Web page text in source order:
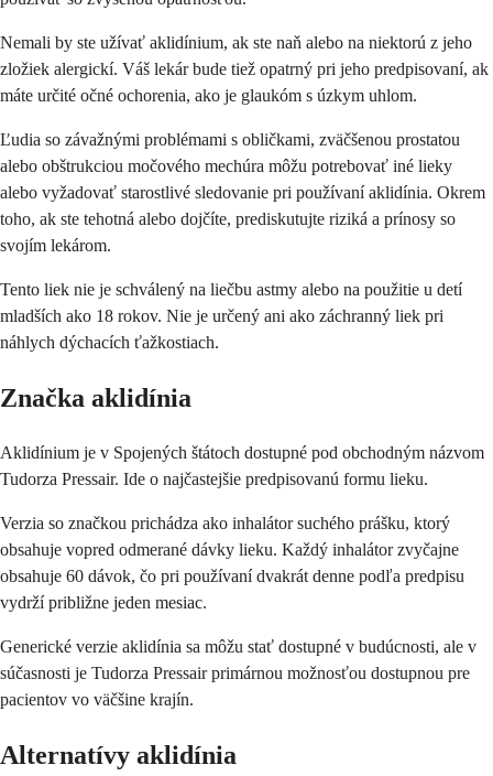
Nemali by ste užívať aklidínium, ak ste naň alebo na niektorú z jeho
zložiek alergickí. Váš lekár bude tiež opatrný pri jeho predpisovaní, ak
máte určité očné ochorenia, ako je glaukóm s úzkym uhlom.
Ľudia so závažnými problémami s obličkami, zväčšenou prostatou
alebo obštrukciou močového mechúra môžu potrebovať iné lieky
alebo vyžadovať starostlivé sledovanie pri používaní aklidínia. Okrem
toho, ak ste tehotná alebo dojčíte, prediskutujte riziká a prínosy so
svojím lekárom.
Tento liek nie je schválený na liečbu astmy alebo na použitie u detí
mladších ako 18 rokov. Nie je určený ani ako záchranný liek pri
náhlych dýchacích ťažkostiach.
Značka aklidínia
Aklidínium je v Spojených štátoch dostupné pod obchodným názvom
Tudorza Pressair. Ide o najčastejšie predpisovanú formu lieku.
Verzia so značkou prichádza ako inhalátor suchého prášku, ktorý
obsahuje vopred odmerané dávky lieku. Každý inhalátor zvyčajne
obsahuje 60 dávok, čo pri používaní dvakrát denne podľa predpisu
vydrží približne jeden mesiac.
Generické verzie aklidínia sa môžu stať dostupné v budúcnosti, ale v
súčasnosti je Tudorza Pressair primárnou možnosťou dostupnou pre
pacientov vo väčšine krajín.
Alternatívy aklidínia